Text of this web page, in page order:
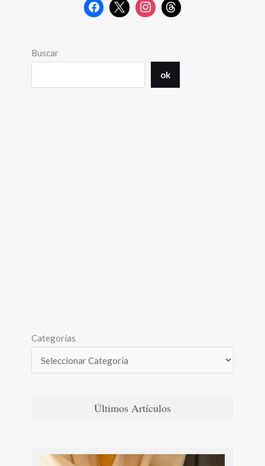
Buscar
ok
Categorías
Últimos Artículos